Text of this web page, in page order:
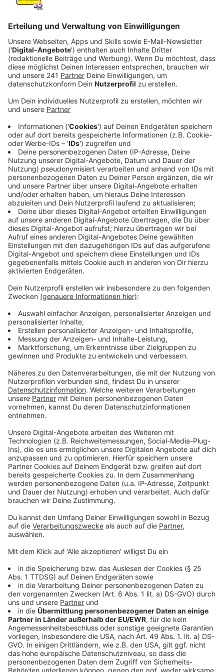
Veröffentlicht:
Ab Mittwoch dürfen in ganz Leverkusen nur noch
Geschäfte öffnen, die für den dringenden, täglichen
Bedarf wichtig sind. Dazu zählen:
Lebensmittelmärkte
Wochenmärkte
Abhol- und Lieferdienste, sofern sie sich auf die
Grundversorgung mit Lebensmitteln beziehen; das
beinhaltet auch originär eingerichtete, zum
Beispiel bereits vorhandene Drive-In-Schalter von
Schnellrestaurants
Sonstige Lieferdienste
Getränkemärkte
Apotheken
Sanitätshäuser
Drogerien
Hörgeräteakustiker
Optiker
Tankstellen
Banken/Sparkassen
Friseure
Reinigungen
Waschsalons und Mangelstuben
Zeitungsverkauf
Bau- und Gartenbau
Tierbedarfsmärkte
Großhandel
Die Verkaufsstellen müssen laut den Auflagen
Warteschlangen vermeiden. Die Supermärkte dürfen
jetzt auch an Sonntagen zwischen 13 und 18 Uhr
öffnen.
Restaurants dürfen unter den bereits bekannten
Auflagen nur noch zwischen 6 bis 15 Uhr Gäste
bewirten. Weiterhin gilt: Alle Tische müssen zwei
Meter Abstand haben und Gäste müssen namentlich
mit Anschrift erfasst werden. Sämtlicher Tourismus
ist in unserer Stadt durch die neue Verordnung vorerst
verboten.
Hiergibt es den neuen Erlass zum Nachlesen.
Anzeige